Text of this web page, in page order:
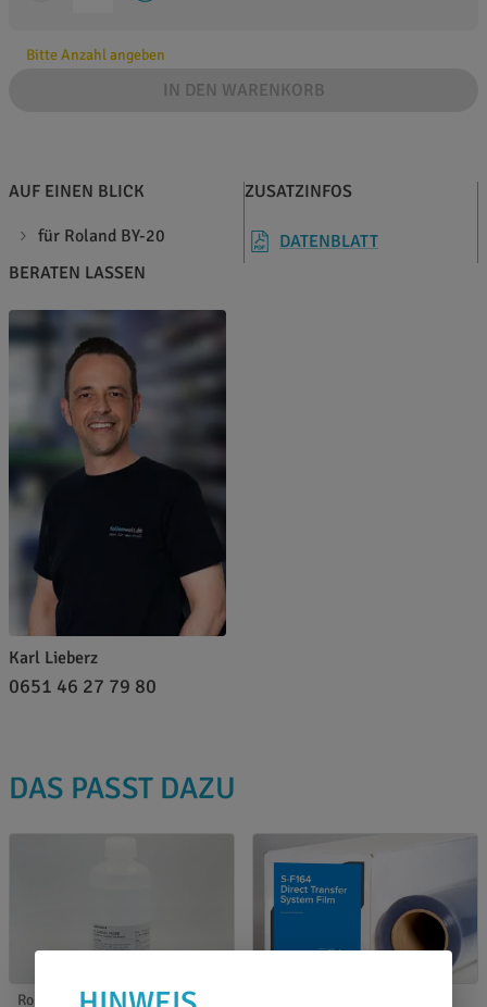
Bitte Anzahl angeben
IN DEN WARENKORB
AUF EINEN BLICK
für Roland BY-20
ZUSATZINFOS
DATENBLATT
BERATEN LASSEN
Karl Lieberz
0651 46 27 79 80
DAS PASST DAZU
Roland Tinte